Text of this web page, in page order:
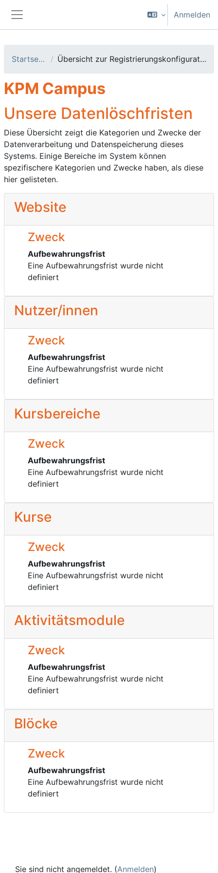
Website-Übersicht
Anmelden
Startseite Übersicht zur Registrierungskonfiguration
KPM Campus
Unsere Datenlöschfristen
Diese Übersicht zeigt die Kategorien und Zwecke der
Datenverarbeitung und Datenspeicherung dieses
Systems. Einige Bereiche im System können
spezifischere Kategorien und Zwecke haben, als diese
hier gelisteten.
Website
Zweck
Aufbewahrungsfrist
Eine Aufbewahrungsfrist wurde nicht
definiert
Nutzer/innen
Zweck
Aufbewahrungsfrist
Eine Aufbewahrungsfrist wurde nicht
definiert
Kursbereiche
Zweck
Aufbewahrungsfrist
Eine Aufbewahrungsfrist wurde nicht
definiert
Kurse
Zweck
Aufbewahrungsfrist
Eine Aufbewahrungsfrist wurde nicht
definiert
Aktivitätsmodule
Zweck
Aufbewahrungsfrist
Eine Aufbewahrungsfrist wurde nicht
definiert
Blöcke
Zweck
Aufbewahrungsfrist
Eine Aufbewahrungsfrist wurde nicht
definiert
Sie sind nicht angemeldet. (Anmelden)